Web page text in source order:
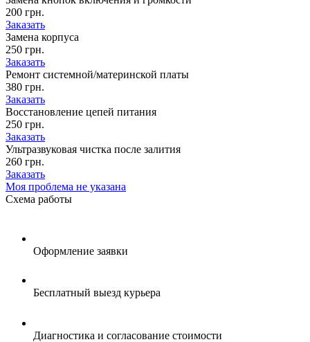
200 грн.
Заказать
Замена корпуса
250 грн.
Заказать
Ремонт системной/материнской платы
380 грн.
Заказать
Восстановление цепей питания
250 грн.
Заказать
Ультразвуковая чистка после залития
260 грн.
Заказать
Моя проблема не указана
Схема работы
Оформление заявки
Бесплатный выезд курьера
Диагностика и согласование стоимости